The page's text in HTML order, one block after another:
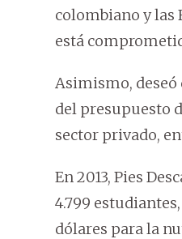
colombiano y las
está
Asimismo, deseó
del presupuesto
sector privado,
En 2013, Pies
4.799
dólares para la